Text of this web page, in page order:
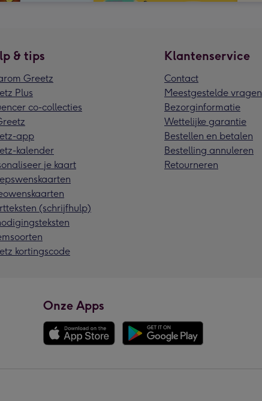
& tips
Greetz
Plus
co-collecties
app
kalender
je kaart
(schrijfhulp)
kortingscode
Klantenservice
Contact
Meestgestelde vragen
Bezorginformatie
Wettelijke garantie
Bestellen en betalen
Bestelling annuleren
Retourneren
Onze Apps